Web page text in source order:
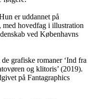
er uddannet på
hovedfag i illustration
ved Københavns
grafiske romaner ‘Ind fra
og klitoris’ (2019).
på Fantagraphics